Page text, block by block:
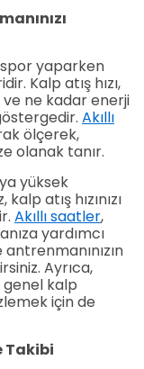
spor yaparken
Kalp atış hızı,
ve ne kadar enerji
Akıllı
ölçerek,
olanak tanır.
yüksek
atış hızınızı
Akıllı saatler,
yardımcı
Ayrıca,
genel kalp
için de
Takibi